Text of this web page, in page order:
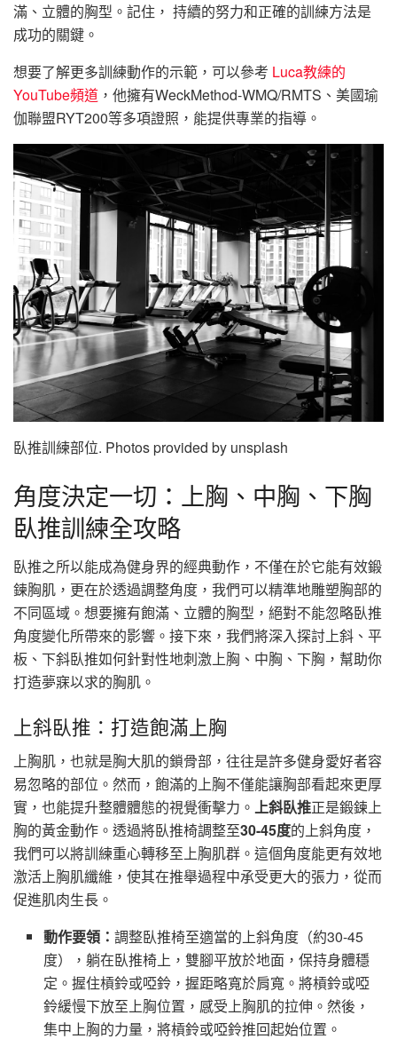
滿、立體的胸型。記住， 持續的努力和正確的訓練方法是
成功的關鍵。
想要了解更多訓練動作的示範，可以參考 Luca教練的
YouTube頻道 ，他擁有WeckMethod-WMQ/RMTS、美國瑜
伽聯盟RYT200等多項證照，能提供專業的指導。
臥推訓練部位. Photos provided by unsplash
角度決定一切：上胸、中胸、下胸
臥推訓練全攻略
臥推之所以能成為健身界的經典動作，不僅在於它能有效鍛
鍊胸肌，更在於透過調整角度，我們可以精準地雕塑胸部的
不同區域。想要擁有飽滿、立體的胸型，絕對不能忽略臥推
角度變化所帶來的影響。接下來，我們將深入探討上斜、平
板、下斜臥推如何針對性地刺激上胸、中胸、下胸，幫助你
打造夢寐以求的胸肌。
上斜臥推：打造飽滿上胸
上胸肌，也就是胸大肌的鎖骨部，往往是許多健身愛好者容
易忽略的部位。然而，飽滿的上胸不僅能讓胸部看起來更厚
實，也能提升整體體態的視覺衝擊力。 上斜臥推正是鍛鍊上
胸的黃金動作。透過將臥推椅調整至30-45度的上斜角度，
我們可以將訓練重心轉移至上胸肌群。這個角度能更有效地
激活上胸肌纖維，使其在推舉過程中承受更大的張力，從而
促進肌肉生長。
動作要領：調整臥推椅至適當的上斜角度（約30-45
度），躺在臥推椅上，雙腳平放於地面，保持身體穩
定。握住槓鈴或啞鈴，握距略寬於肩寬。將槓鈴或啞
鈴緩慢下放至上胸位置，感受上胸肌的拉伸。然後，
集中上胸的力量，將槓鈴或啞鈴推回起始位置。